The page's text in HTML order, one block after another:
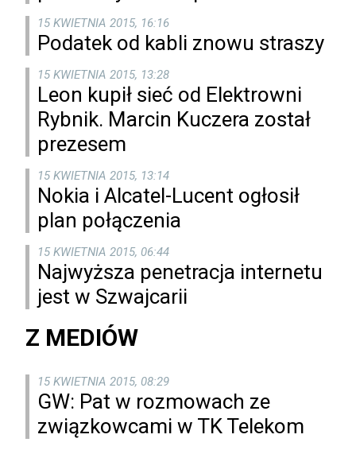
15 KWIETNIA 2015, 16:16
Podatek od kabli znowu straszy
15 KWIETNIA 2015, 13:28
Leon kupił sieć od Elektrowni
Rybnik. Marcin Kuczera został
prezesem
15 KWIETNIA 2015, 13:14
Nokia i Alcatel-Lucent ogłosił
plan połączenia
15 KWIETNIA 2015, 06:44
Najwyższa penetracja internetu
jest w Szwajcarii
Z MEDIÓW
15 KWIETNIA 2015, 08:29
GW: Pat w rozmowach ze
związkowcami w TK Telekom